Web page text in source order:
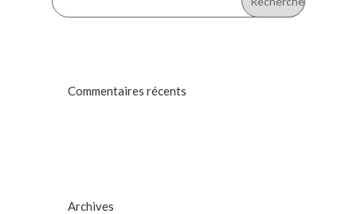
Commentaires récents
Archives